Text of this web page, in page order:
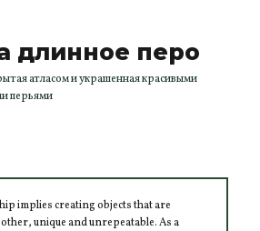
длинное перо
атласом и украшенная красивыми
перьями
implies creating objects that are
unique and unrepeatable. As a